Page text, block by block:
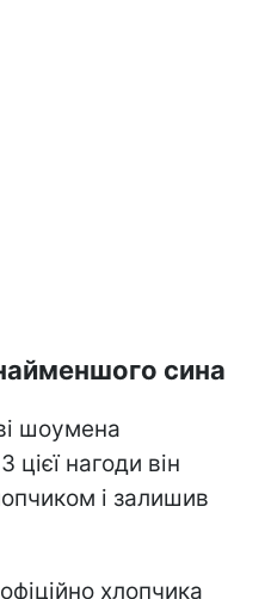
сина
шоумена
цієї нагоди він
і залишив
хлопчика